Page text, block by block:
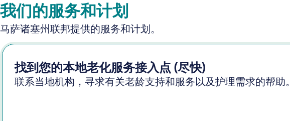
我们的服务和计划
马萨诸塞州联邦提供的服务和计划。
找到您的本地老化服务接入点 (尽快)
联系当地机构，寻求有关老龄支持和服务以及护理需求的帮助。